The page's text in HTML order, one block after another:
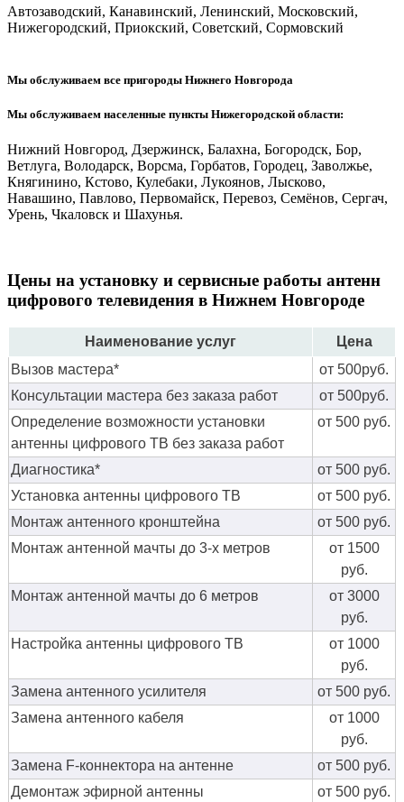
Автозаводский, Канавинский, Ленинский, Московский,
Нижегородский, Приокский, Советский, Сормовский
Мы обслуживаем все пригороды Нижнего Новгорода
Мы обслуживаем населенные пункты Нижегородской области:
Нижний Новгород, Дзержинск, Балахна, Богородск, Бор,
Ветлуга, Володарск, Ворсма, Горбатов, Городец, Заволжье,
Княгинино, Кстово, Кулебаки, Лукоянов, Лысково,
Навашино, Павлово, Первомайск, Перевоз, Семёнов, Сергач,
Урень, Чкаловск и Шахунья.
Цены на установку и сервисные работы антенн
цифрового телевидения в Нижнем Новгороде
Наименование услуг
Цена
Вызов мастера*
от 500руб.
Консультации мастера без заказа работ
от 500руб.
Определение возможности установки
антенны цифрового ТВ без заказа работ
от 500 руб.
Диагностика*
от 500 руб.
Установка антенны цифрового ТВ
от 500 руб.
Монтаж антенного кронштейна
от 500 руб.
Монтаж антенной мачты до 3-х метров
от 1500
руб.
Монтаж антенной мачты до 6 метров
от 3000
руб.
Настройка антенны цифрового ТВ
от 1000
руб.
Замена антенного усилителя
от 500 руб.
Замена антенного кабеля
от 1000
руб.
Замена F-коннектора на антенне
от 500 руб.
Демонтаж эфирной антенны
от 500 руб.